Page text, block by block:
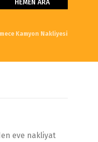
HEMEN ARA
Kamyon Nakliyesi
eve nakliyat